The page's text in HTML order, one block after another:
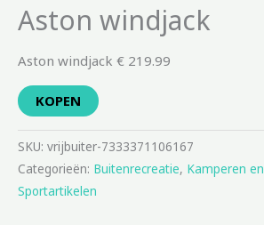
Aston windjack
Aston windjack € 219.99
KOPEN
SKU: vrijbuiter-7333371106167
Categorieën: Buitenrecreatie, Kamperen
Sportartikelen